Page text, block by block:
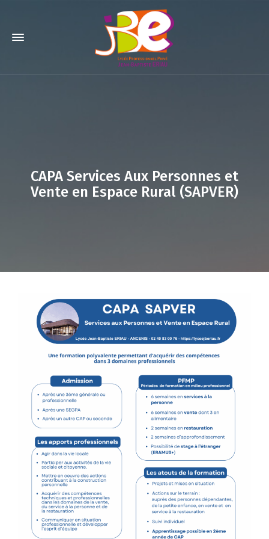
CAPA Services Aux Personnes et
Vente en Espace Rural (SAPVER)